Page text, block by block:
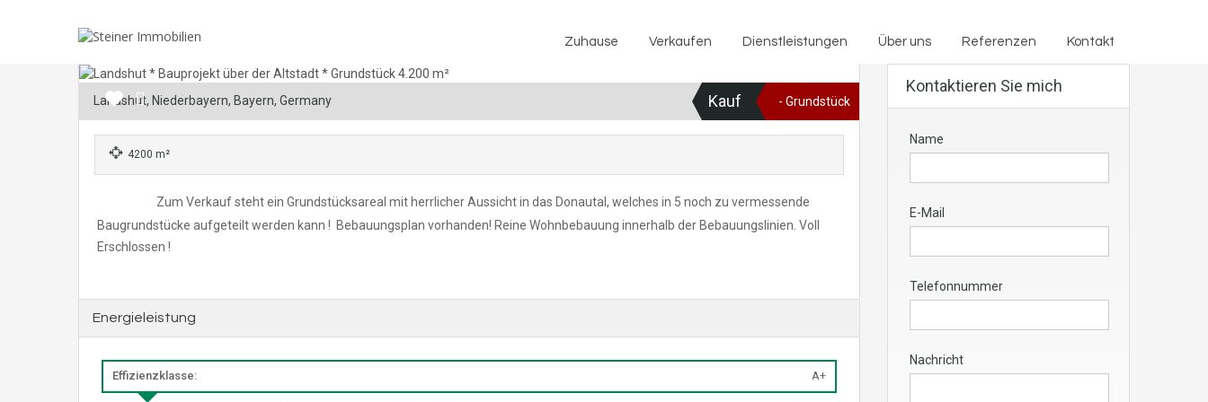
Zuhause Verkaufen Dienstleistungen Über uns Referenzen
Zuhause Verkaufen Dienstleistungen Über uns Referenzen Kontakt
Landshut, Niederbayern, Bayern, Germany Kauf - Grundstück
4200 m²
Zum Verkauf steht ein Grundstücksareal mit herrlicher Aussicht in das Donautal, welches in 5 noch zu vermessende
Baugrundstücke aufgeteilt werden kann ! Bebauungsplan vorhanden! Reine Wohnbebauung innerhalb der Bebauungslinien. Voll
Erschlossen !
Energieleistung
Effizienzklasse: A+
Kontaktieren Sie mich
Name
E-Mail
Telefonnummer
Nachricht